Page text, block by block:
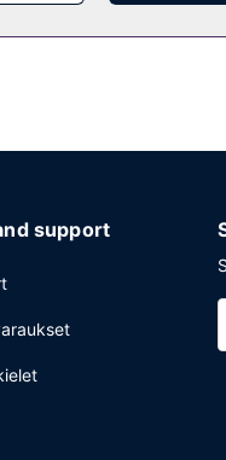
tarjoillaan arkipäivisin
support